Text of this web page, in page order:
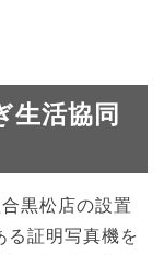
生活協同
黒松店の設置
る証明写真機を